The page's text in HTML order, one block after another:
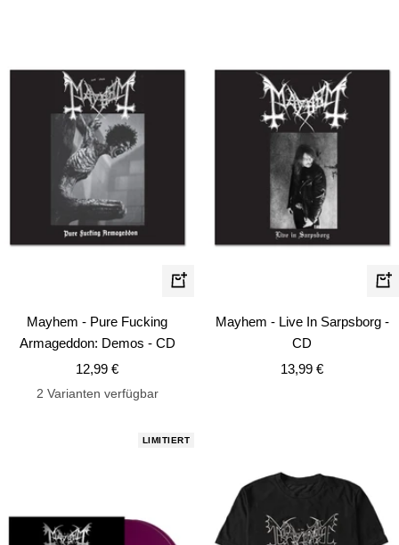
In
Mayhem - Pure Fucking
Armageddon: Demos - CD
Angebotspreis
12,99 €
2 Varianten verfügbar
In
Mayhem - Live In Sarpsborg -
CD
Angebotspreis
13,99 €
LIMITIERT